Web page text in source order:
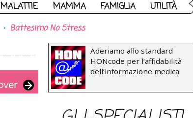
MALATTIE MAMMA FAMIGLIA UTILITÀ
Battesimo No Stress
Aderiamo allo standard
HONcode per l’affidabilità
dell’informazione medica